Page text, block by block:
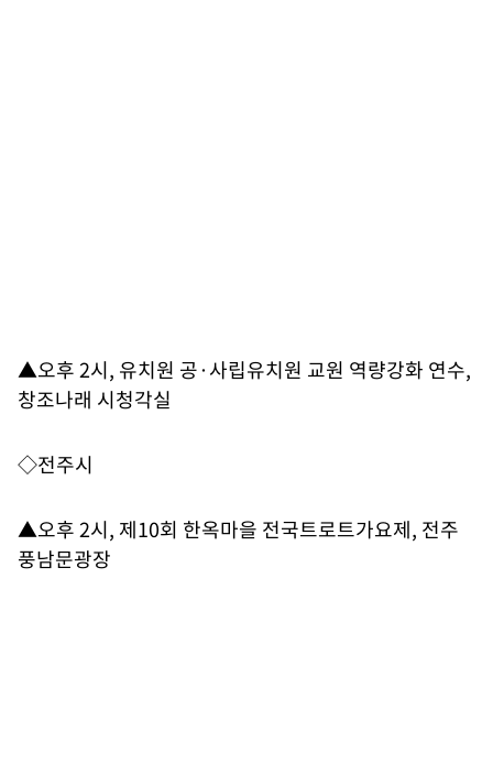
▲오후 2시, 유치원 공·사립유치원 교원 역량강화 연수,
창조나래 시청각실
◇전주시
▲오후 2시, 제10회 한옥마을 전국트로트가요제, 전주
풍남문광장